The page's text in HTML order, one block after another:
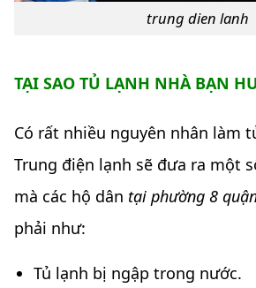
trung dien lanh
TẠI SAO TỦ LẠNH NHÀ BẠN
Có rất nhiều nguyên nhân làm
Trung điện lạnh sẽ đưa ra một
mà các hộ dân tại phường 8
phải như:
Tủ lạnh bị ngập trong nước.